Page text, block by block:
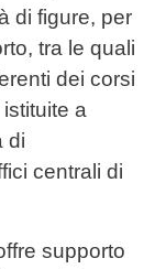
di figure, per
tra le quali
dei corsi
a
di
centrali di
supporto